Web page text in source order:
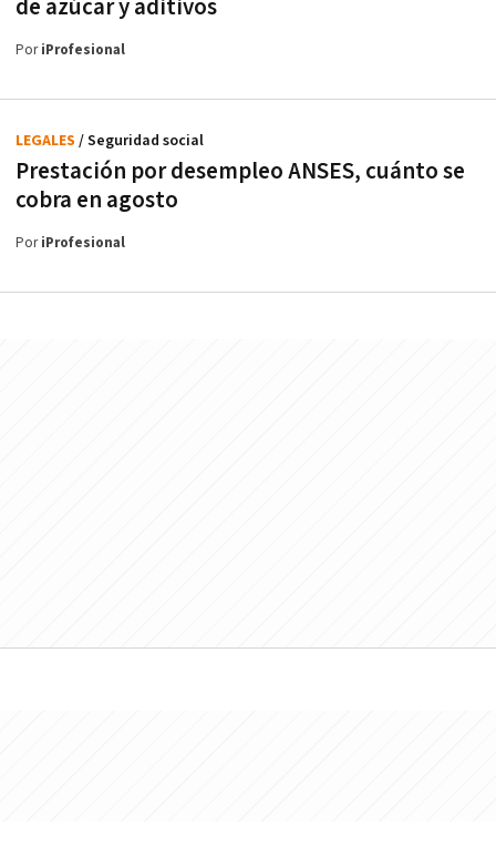
de azúcar y aditivos
PoriProfesional
Prestación por desempleo ANSES, cuánto se
cobra en agosto
LEGALES / Seguridad social
PoriProfesional